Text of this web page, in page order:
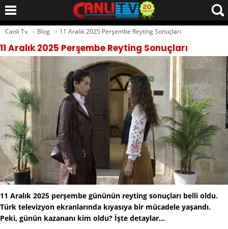
Canlı Tv ›› Blog ›› 11 Aralık 2025 Perşembe Reyting Sonuçları
11 Aralık 2025 Perşembe Reyting Sonuçları
11 Aralık 2025 perşembe gününün reyting sonuçları belli oldu.
Türk televizyon ekranlarında kıyasıya bir mücadele yaşandı.
Peki, günün kazananı kim oldu? İşte detaylar...